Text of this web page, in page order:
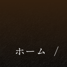
ホーム